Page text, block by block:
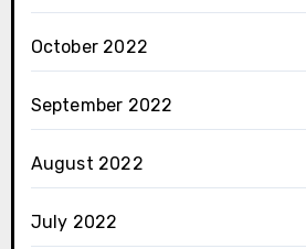
October 2022
September 2022
August 2022
July 2022